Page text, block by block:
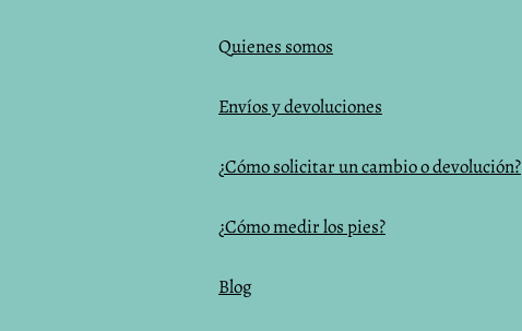
Quienes somos
Envíos y devoluciones
¿Cómo solicitar un cambio o devolución?
¿Cómo medir los pies?
Blog